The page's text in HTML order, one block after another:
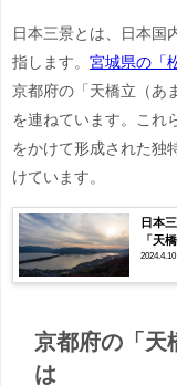
日本三景とは、日本国
指します。 宮城県の「
京都府の「天橋立（あ
を連ねています。これ
をかけて形成された独
けています。
日本
「天
2024.4.10
京都府の「天
は